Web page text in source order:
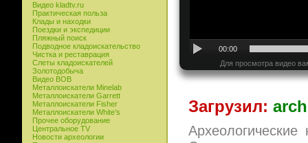
Видео kladtv.ru
Практическая польза
Клады и находки
Поездки и экспедиции
Пляжный поиск
Подводное кладоискательство
Чистка и реставрация
Слеты кладоискателей
Золотодобыча
Видео ВОВ
Металлоискатели Minelab
Металлоискатели Garrett
Металлоискатели Fisher
Металлоискатели White’s
Прочее оборудование
Центральное TV
Новости археологии
00:00
Для просмотра видео
Загрузил: